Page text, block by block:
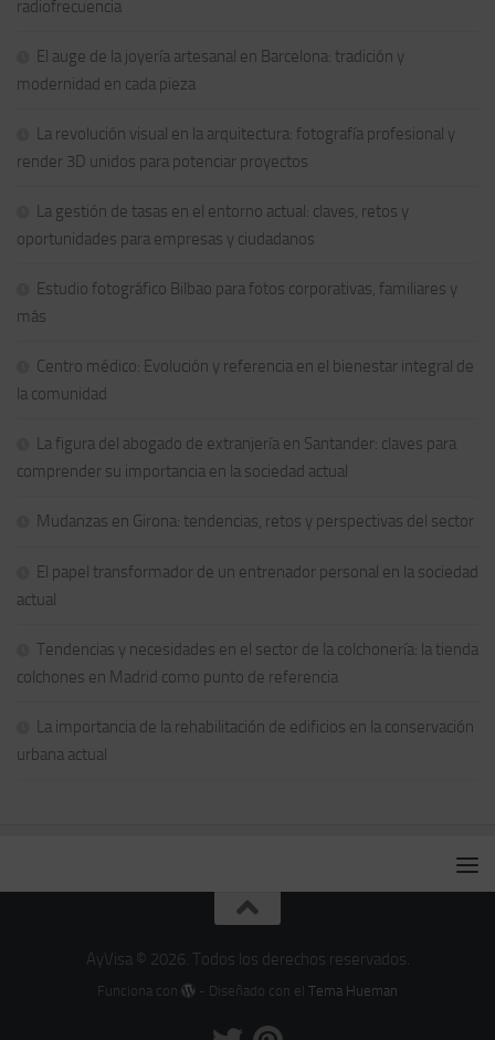
radiofrecuencia
El auge de la joyería artesanal en Barcelona: tradición y
modernidad en cada pieza
La revolución visual en la arquitectura: fotografía profesional y
render 3D unidos para potenciar proyectos
La gestión de tasas en el entorno actual: claves, retos y
oportunidades para empresas y ciudadanos
Estudio fotográfico Bilbao para fotos corporativas, familiares y
más
Centro médico: Evolución y referencia en el bienestar integral de
la comunidad
La figura del abogado de extranjería en Santander: claves para
comprender su importancia en la sociedad actual
Mudanzas en Girona: tendencias, retos y perspectivas del sector
El papel transformador de un entrenador personal en la sociedad
actual
Tendencias y necesidades en el sector de la colchonería: la tienda
colchones en Madrid como punto de referencia
La importancia de la rehabilitación de edificios en la conservación
urbana actual
AyVisa © 2026. Todos los derechos reservados.
Funciona con - Diseñado con elTema Hueman